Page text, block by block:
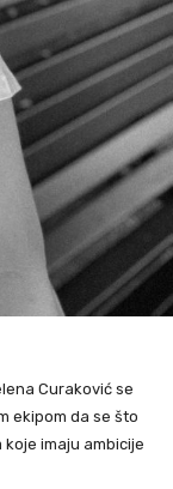
Curaković se
ekipom da se što
koje imaju ambicije